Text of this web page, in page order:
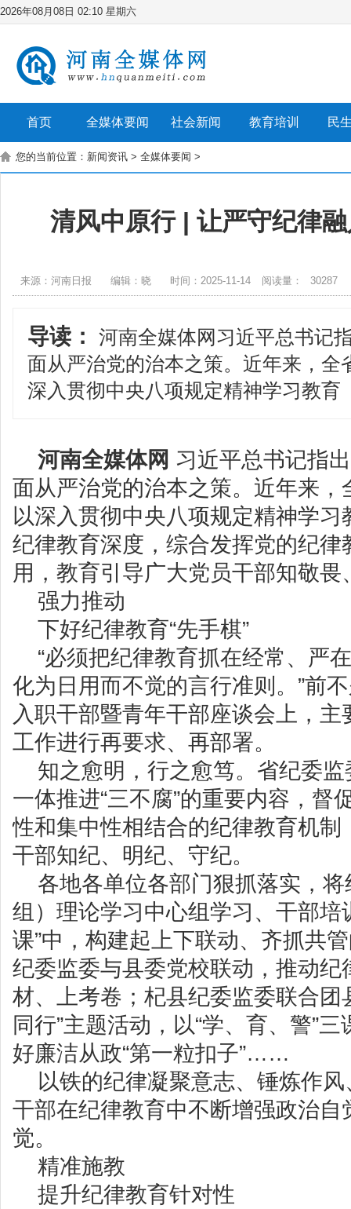
2026年08月08日 02:10 星期六
首页 全媒体要闻 社会新闻 教育培训 民
您的当前位置： 新闻资讯 > 全媒体要闻 >
清风中原行 | 让严守纪律
来源：河南日报 编辑：晓 时间：2025-11-14 阅读量： 30287
导读：
河南全媒体网习近平总书记
面从严治党的治本之策。近年来，全
深入贯彻中央八项规定精神学习教育
河南全媒体网 习近平总书记指
面从严治党的治本之策。近年来
以深入贯彻中央八项规定精神学
纪律教育深度，综合发挥党的纪律
用，教育引导广大党员干部知敬
强力推动
下好纪律教育“先手棋”
“必须把纪律教育抓在经常、严
化为日用而不觉的言行准则。”前
入职干部暨青年干部座谈会上，
工作进行再要求、再部署。
知之愈明，行之愈笃。省纪委
一体推进“三不腐”的重要内容，督
性和集中性相结合的纪律教育机
干部知纪、明纪、守纪。
各地各单位各部门狠抓落实，
组）理论学习中心组学习、干部培
课”中，构建起上下联动、齐抓共
纪委监委与县委党校联动，推动纪
材、上考卷；杞县纪委监委联合团
同行”主题活动，以“学、育、警”
好廉洁从政“第一粒扣子”……
以铁的纪律凝聚意志、锤炼作
干部在纪律教育中不断增强政治
觉。
精准施教
提升纪律教育针对性